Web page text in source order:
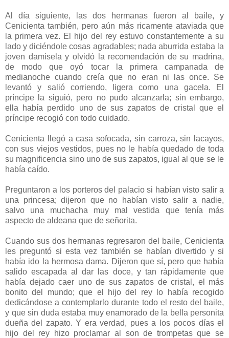
Al día siguiente, las dos hermanas fueron al baile, y
Cenicienta también, pero aún más ricamente ataviada que
la primera vez. El hijo del rey estuvo constantemente a su
lado y diciéndole cosas agradables; nada aburrida estaba la
joven damisela y olvidó la recomendación de su madrina,
de modo que oyó tocar la primera campanada de
medianoche cuando creía que no eran ni las once. Se
levantó y salió corriendo, ligera como una gacela. El
príncipe la siguió, pero no pudo alcanzarla; sin embargo,
ella había perdido uno de sus zapatos de cristal que el
príncipe recogió con todo cuidado.
Cenicienta llegó a casa sofocada, sin carroza, sin lacayos,
con sus viejos vestidos, pues no le había quedado de toda
su magnificencia sino uno de sus zapatos, igual al que se le
había caído.
Preguntaron a los porteros del palacio si habían visto salir a
una princesa; dijeron que no habían visto salir a nadie,
salvo una muchacha muy mal vestida que tenía más
aspecto de aldeana que de señorita.
Cuando sus dos hermanas regresaron del baile, Cenicienta
les preguntó si esta vez también se habían divertido y si
había ido la hermosa dama. Dijeron que sí, pero que había
salido escapada al dar las doce, y tan rápidamente que
había dejado caer uno de sus zapatos de cristal, el más
bonito del mundo; que el hijo del rey lo había recogido
dedicándose a contemplarlo durante todo el resto del baile,
y que sin duda estaba muy enamorado de la bella personita
dueña del zapato. Y era verdad, pues a los pocos días el
hijo del rey hizo proclamar al son de trompetas que se